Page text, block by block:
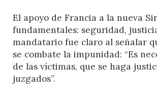
El apoyo de Francia a la nueva
fundamentales: seguridad,
mandatario fue claro al señalar
se combate la impunidad: “Es
de las víctimas, que se haga
juzgados”.